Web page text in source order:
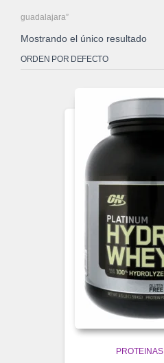
guadalajara”
Mostrando el único resultado
PROTEINAS